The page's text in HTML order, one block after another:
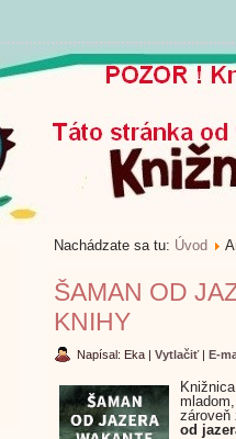
Nachádzate sa tu: Úvod
ŠAMAN OD
KNIHY
Napísal: Eka | Vytlačiť | E-
zároveň
od